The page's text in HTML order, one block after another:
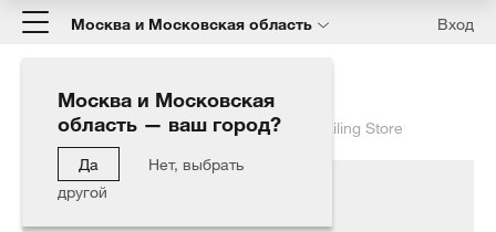
Москва и Московская область
Москва и Московская
область — ваш город?
Да
Нет, выбрать
другой
Вход
Главная Наши дилеры CARSHINE Detailing Store
CARSHINE Detailing Store